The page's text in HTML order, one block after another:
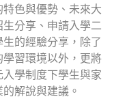
色與優勢、未來大
分享、申請入學二
的經驗分享，除了
習環境以外，更將
學制度下學生與家
解說與建議。